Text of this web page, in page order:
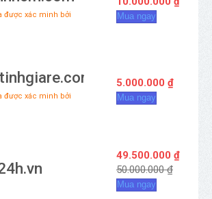
được xác minh bởi
Mua ngay
được xác minh bởi
5.000.000 ₫
Mua ngay
49.500.000 ₫
50.000.000 ₫
Mua ngay